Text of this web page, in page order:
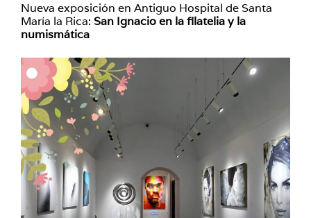
Nueva exposición en Antiguo Hospital de Santa
María la Rica: San Ignacio en la filatelia y la
numismática